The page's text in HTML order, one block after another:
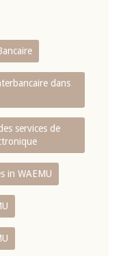
dans
services de
in WAEMU